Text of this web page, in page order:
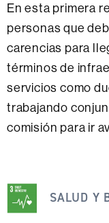
En esta primera
personas que
carencias para
términos de
servicios como
trabajando
comisión para ir
noticia
se
SALUD Y